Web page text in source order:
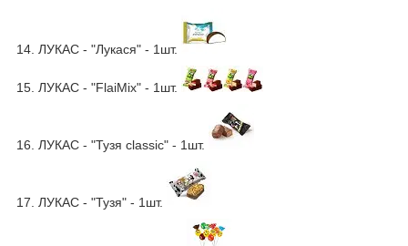
14. ЛУКАС - "Лукася" - 1шт.
15. ЛУКАС - "FlaiMix" - 1шт.
16. ЛУКАС - "Тузя classic" - 1шт.
17. ЛУКАС - "Тузя" - 1шт.